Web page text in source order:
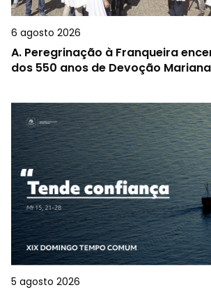
6 agosto 2026
A. Peregrinação à Franqueira
dos 550 anos de Devoção Mariana
5 agosto 2026